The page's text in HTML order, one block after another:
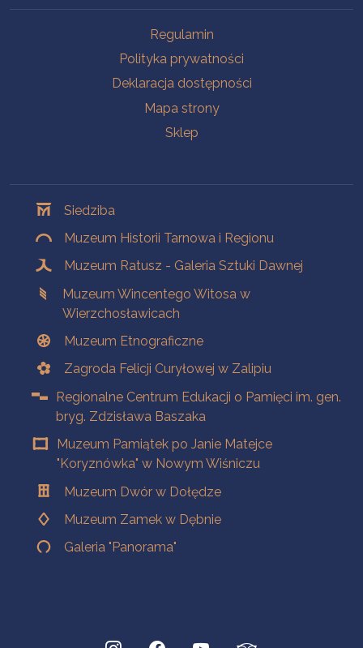
Regulamin
Polityka prywatności
Deklaracja dostępności
Mapa strony
Sklep
Siedziba
Muzeum Historii Tarnowa i Regionu
Muzeum Ratusz - Galeria Sztuki Dawnej
Muzeum Wincentego Witosa w
Wierzchosławicach
Muzeum Etnograficzne
Zagroda Felicji Curyłowej w Zalipiu
Regionalne Centrum Edukacji o Pamięci im. gen.
bryg. Zdzisława Baszaka
Muzeum Pamiątek po Janie Matejce
"Koryznówka" w Nowym Wiśniczu
Muzeum Dwór w Dołędze
Muzeum Zamek w Dębnie
Galeria "Panorama"